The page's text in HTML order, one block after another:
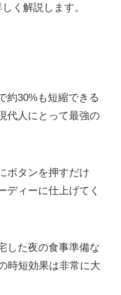
く解説します。
約30%も短縮できる
代人にとって最強の
ボタンを押すだけ
ディーに仕上げてく
した夜の食事準備な
時短効果は非常に大